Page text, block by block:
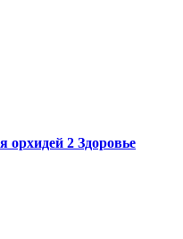
орхидей 2 Здоровье